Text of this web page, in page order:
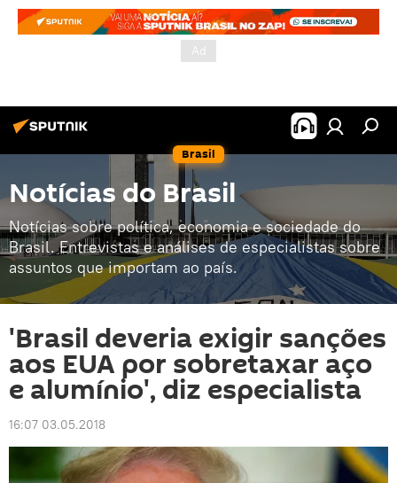
Brasil
Notícias do Brasil
Notícias sobre política, economia e sociedade do
Brasil. Entrevistas e análises de especialistas sobre
assuntos que importam ao país.
'Brasil deveria exigir sanções
aos EUA por sobretaxar aço
e alumínio', diz especialista
16:07 03.05.2018